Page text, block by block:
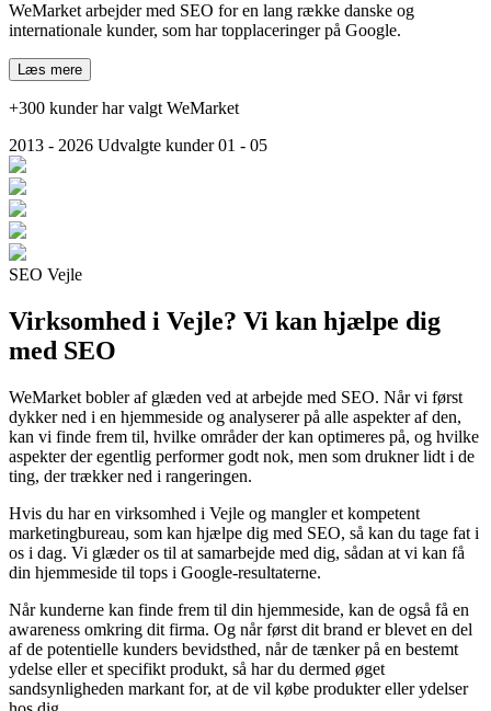
WeMarket arbejder med SEO for en lang række danske og
internationale kunder, som har topplaceringer på Google.
Læs mere
+300 kunder har valgt WeMarket
2013 - 2026 Udvalgte kunder 01 - 05
SEO Vejle
Virksomhed i Vejle? Vi kan hjælpe dig
med SEO
WeMarket bobler af glæden ved at arbejde med SEO. Når vi først
dykker ned i en hjemmeside og analyserer på alle aspekter af den,
kan vi finde frem til, hvilke områder der kan optimeres på, og hvilke
aspekter der egentlig performer godt nok, men som drukner lidt i de
ting, der trækker ned i rangeringen.
Hvis du har en virksomhed i Vejle og mangler et kompetent
marketingbureau, som kan hjælpe dig med SEO, så kan du tage fat i
os i dag. Vi glæder os til at samarbejde med dig, sådan at vi kan få
din hjemmeside til tops i Google-resultaterne.
Når kunderne kan finde frem til din hjemmeside, kan de også få en
awareness omkring dit firma. Og når først dit brand er blevet en del
af de potentielle kunders bevidsthed, når de tænker på en bestemt
ydelse eller et specifikt produkt, så har du dermed øget
sandsynligheden markant for, at de vil købe produkter eller ydelser